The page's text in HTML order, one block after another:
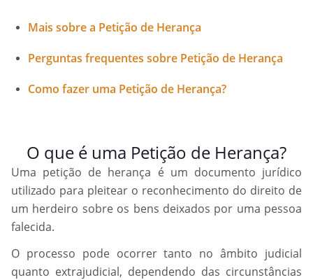
Mais sobre a Petição de Herança
Perguntas frequentes sobre Petição de Herança
Como fazer uma Petição de Herança?
O que é uma Petição de Herança?
Uma petição de herança é um documento jurídico
utilizado para pleitear o reconhecimento do direito de
um herdeiro sobre os bens deixados por uma pessoa
falecida.
O processo pode ocorrer tanto no âmbito judicial
quanto extrajudicial, dependendo das circunstâncias